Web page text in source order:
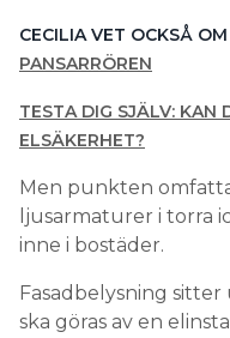
CECILIA VET OCKSÅ OM
PANSARRÖREN
TESTA DIG SJÄLV: KAN
ELSÄKERHET?
Men punkten
ljusarmaturer i torra
inne i bostäder.
Fasadbelysning
ska göras av en